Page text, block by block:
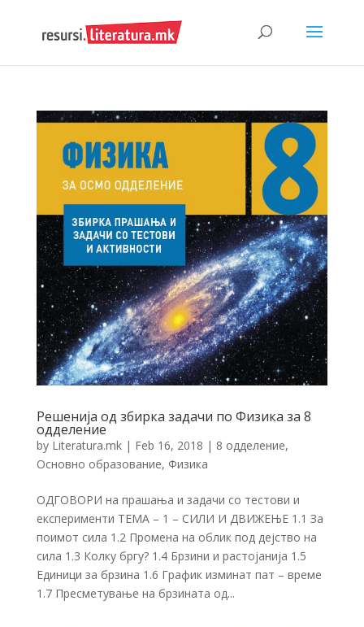
Решенија од збирка задачи по Физика за 8
одделение
by Literatura.mk| Feb 16, 2018 | 8 одделение,
Основно образование, Физика
ОДГОВОРИ на прашања и задачи со тестови и
експерименти ТЕМА – 1 – СИЛИ И ДВИЖЕЊЕ 1.1 За
поимот сила 1.2 Промена на облик под дејство на
сила 1.3 Колку бргу? 1.4 Брзини и растојанија 1.5
Единици за брзина 1.6 График изминат пат – време
1.7 Пресметување на брзината од...